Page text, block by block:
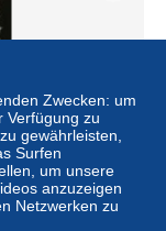
Zwecken: um
Verfügung zu
gewährleisten,
Surfen
um unsere
anzuzeigen
Netzwerken zu